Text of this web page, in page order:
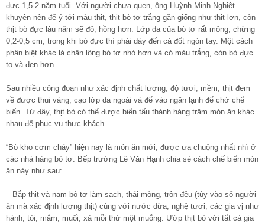
đực 1,5-2 năm tuổi. Với người chưa quen, ông Huỳnh Minh Nghiệt
khuyên nên để ý tới màu thịt, thịt bò tơ trắng gần giống như thịt lợn, còn
thịt bò đực lâu năm sẽ đỏ, hồng hơn. Lớp da của bò tơ rất mỏng, chừng
0,2-0,5 cm, trong khi bò đực thì phải dày đến cả đốt ngón tay. Một cách
phân biệt khác là chân lông bò tơ nhỏ hơn và có màu trắng, còn bò đực
to và đen hơn.
Sau nhiều công đoạn như xác định chất lượng, độ tươi, mềm, thịt đem
về được thui vàng, cạo lớp da ngoài và để vào ngăn lạnh để chờ chế
biến. Từ đây, thịt bò có thể được biến tấu thành hàng trăm món ăn khác
nhau để phục vụ thực khách.
“Bò kho cơm cháy” hiện nay là món ăn mới, được ưa chuộng nhất nhì ở
các nhà hàng bò tơ. Bếp trưởng Lê Văn Hạnh chia sẻ cách chế biến món
ăn này như sau:
– Bắp thịt và nạm bò tơ làm sạch, thái mỏng, trộn đều (tùy vào số người
ăn mà xác định lượng thịt) cùng với nước dừa, nghệ tươi, các gia vị như
hành, tỏi, mắm, muối, xả mỗi thứ một muỗng. Ướp thịt bò với tất cả gia